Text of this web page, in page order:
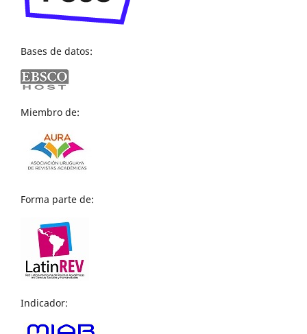
Bases de datos:
Miembro de:
Forma parte de:
Indicador: